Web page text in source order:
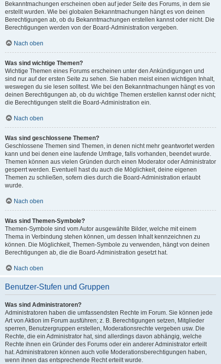
Bekanntmachungen erscheinen oben auf jeder Seite des Forums, in dem sie
erstellt wurden. Wie bei globalen Bekanntmachungen hängt es von deinen
Berechtigungen ab, ob du Bekanntmachungen erstellen kannst oder nicht. Die
Berechtigungen werden von der Board-Administration vergeben.
Nach oben
Was sind wichtige Themen?
Wichtige Themen eines Forums erscheinen unter den Ankündigungen und
sind nur auf der ersten Seite zu sehen. Sie haben meist einen wichtigen Inhalt,
weswegen du sie lesen solltest. Wie bei den Bekanntmachungen hängt es von
deinen Berechtigungen ab, ob du wichtige Themen erstellen kannst oder nicht;
die Berechtigungen stellt die Board-Administration ein.
Nach oben
Was sind geschlossene Themen?
Geschlossene Themen sind Themen, in denen nicht mehr geantwortet werden
kann und bei denen eine laufende Umfrage, falls vorhanden, beendet wurde.
Themen können aus vielen Gründen durch einen Moderator oder Administrator
gesperrt werden. Eventuell hast du auch die Möglichkeit, deine eigenen
Themen zu schließen, sofern dies durch die Board-Administration erlaubt
wurde.
Nach oben
Was sind Themen-Symbole?
Themen-Symbole sind vom Autor ausgewählte Bilder, welche mit einem
Thema in Verbindung stehen können, um dessen Inhalt kennzeichnen zu
können. Die Möglichkeit, Themen-Symbole zu verwenden, hängt von deinen
Berechtigungen ab, die die Board-Administration gesetzt hat.
Nach oben
Benutzer-Stufen und Gruppen
Was sind Administratoren?
Administratoren haben die umfassendsten Rechte im Forum. Sie können jede
Art von Aktion im Forum ausführen; z. B. Berechtigungen setzen, Mitglieder
sperren, Benutzergruppen erstellen, Moderationsrechte vergeben usw. Die
Rechte, die ein Administrator hat, sind allerdings davon abhängig, welche
Rechte ihnen ein Gründer des Forums oder ein anderer Administrator erteilt
hat. Administratoren können auch volle Moderationsberechtigungen haben,
wenn ihnen das entsprechende Recht erteilt wurde.